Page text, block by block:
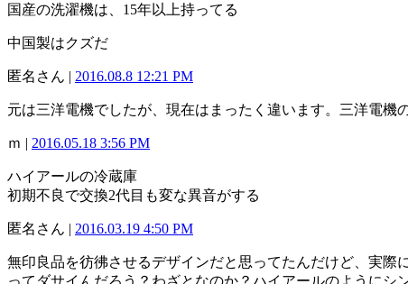
国産の洗濯機は、15年以上持ってる
中国製はクズだ
匿名さん | 2016.08.8 12:21 PM
元は三洋電機でしたが、現在はまったく違います。三洋電機
ｍ | 2016.05.18 3:56 PM
ハイアールの冷蔵庫
初期不良で交換2代目も変な異音がする
匿名さん | 2016.03.19 4:50 PM
無印良品を彷彿させるデザインだと思ってたんだけど、実
ってダサイんだろう？わざとなのか？ハイアールのようにシ